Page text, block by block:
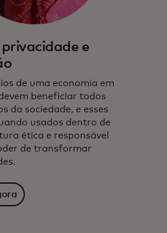
privacidade e
de uma economia em
beneficiar todos
da sociedade, e esses
usados dentro de
ética e responsável
de transformar